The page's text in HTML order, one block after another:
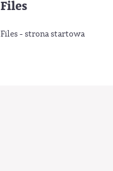
Files
Files - strona startowa